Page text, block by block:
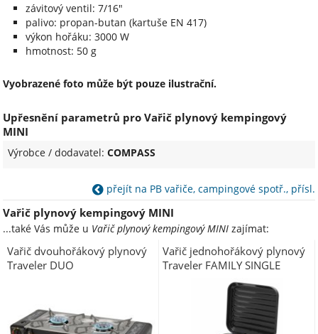
závitový ventil: 7/16"
palivo: propan-butan (kartuše EN 417)
výkon hořáku: 3000 W
hmotnost: 50 g
Vyobrazené foto může být pouze ilustrační.
Upřesnění parametrů pro Vařič plynový kempingový
MINI
Výrobce / dodavatel:COMPASS
přejít na PB vařiče, campingové spotř., přísl.
Vařič plynový kempingový MINI
...také Vás může u Vařič plynový kempingový MINI zajímat:
Vařič dvouhořákový plynový
Traveler DUO
Vařič jednohořákový plynový
Traveler FAMILY SINGLE